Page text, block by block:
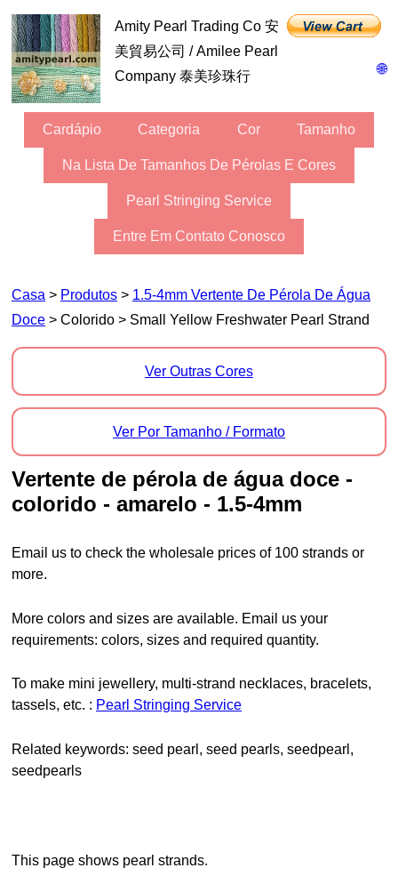
🌐
Amity Pearl Trading Co 安
美貿易公司 / Amilee Pearl
Company 泰美珍珠行
Cardápio Categoria Cor Tamanho
Na Lista De Tamanhos De Pérolas E Cores
Pearl Stringing Service
Entre Em Contato Conosco
Casa > Produtos > 1.5-4mm Vertente De Pérola De Água
Doce > Colorido > Small Yellow Freshwater Pearl Strand
Ver Outras Cores
Ver Por Tamanho / Formato
vertente de pérola de água doce -
colorido - amarelo - 1.5-4mm
Email us to check the wholesale prices of 100 strands or
more.
More colors and sizes are available. Email us your
requirements: colors, sizes and required quantity.
To make mini jewellery, multi-strand necklaces, bracelets,
tassels, etc. : Pearl Stringing Service
Related keywords: seed pearl, seed pearls, seedpearl,
seedpearls
This page shows pearl strands.